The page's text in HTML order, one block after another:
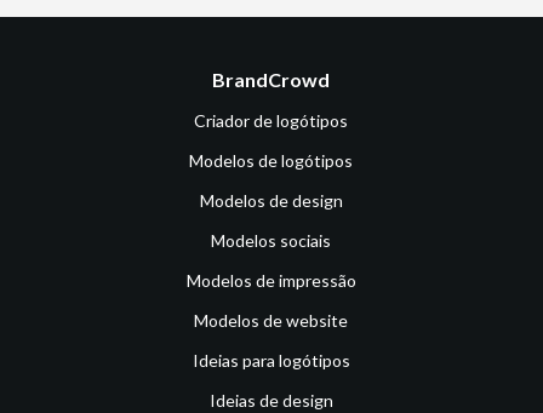
BrandCrowd
Criador de logótipos
Modelos de logótipos
Modelos de design
Modelos sociais
Modelos de impressão
Modelos de website
Ideias para logótipos
Ideias de design